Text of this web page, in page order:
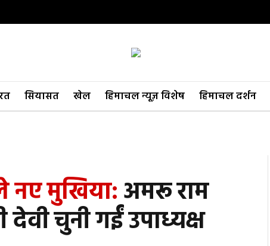
सियासत खेल हिमाचल न्यूज़ विशेष हिमाचल दर्शन
नए मुखिया:अमरू राम
देवी चुनी गईं उपाध्यक्ष